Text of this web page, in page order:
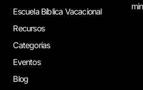
Escuela Bíblica Vacacional
Recursos
Categorías
Eventos
Blog